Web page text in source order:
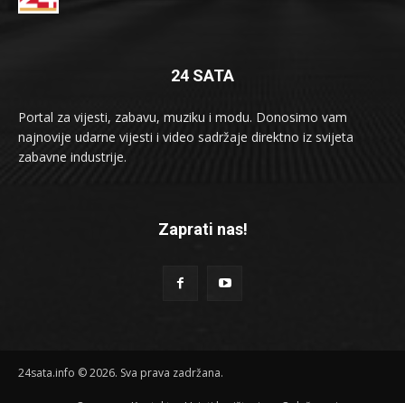
24 SATA
Portal za vijesti, zabavu, muziku i modu. Donosimo vam
najnovije udarne vijesti i video sadržaje direktno iz svijeta
zabavne industrije.
Zaprati nas!
24sata.info © 2026. Sva prava zadržana.